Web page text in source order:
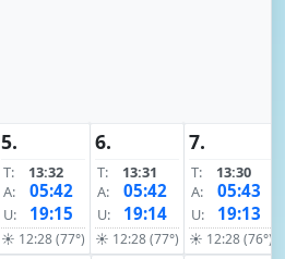
5.
T:
13:32
A:
05:42
U: 19:15
☀ 12:28 (77°)
6.
T:
13:31
A:
05:42
U: 19:14
☀ 12:28 (77°)
7.
T:
13:30
A:
05:43
U: 19:13
☀ 12:28 (76°)